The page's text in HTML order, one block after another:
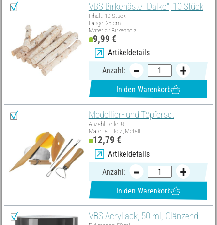
VBS Birkenäste "Dalke", 10 Stück
Inhalt: 10 Stück
Länge: 25 cm
Material: Birkenholz
9,99 €
Artikeldetails
Anzahl:
In den Warenkorb
Modellier- und Töpferset
Anzahl Teile: 8
Material: Holz, Metall
12,79 €
Artikeldetails
Anzahl:
In den Warenkorb
VBS Acryllack, 50 ml, Glänzend